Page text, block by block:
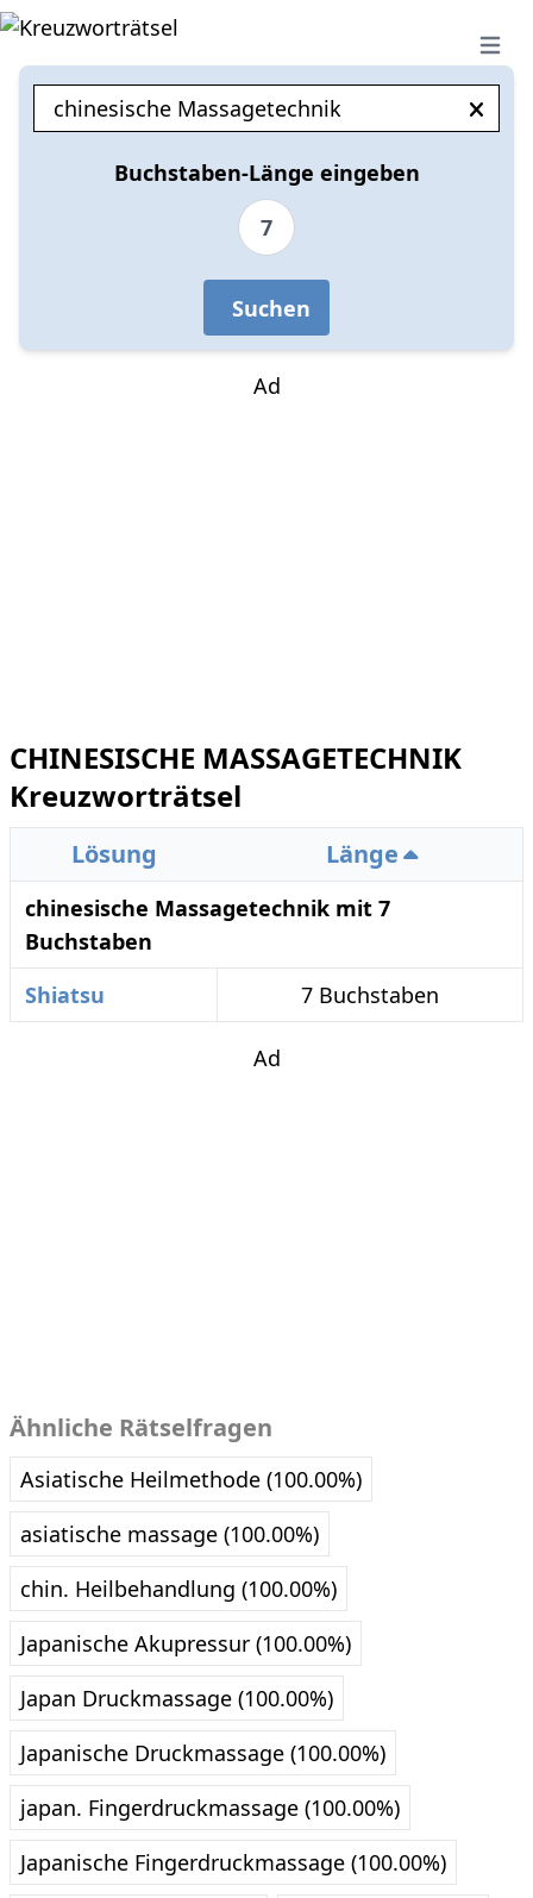
Open
Buchstaben-Länge eingeben
7
Suchen
Ad
CHINESISCHE MASSAGETECHNIK
Kreuzworträtsel
Lösung Länge
chinesische Massagetechnik mit 7
Buchstaben
Shiatsu
7 Buchstaben
Ad
Ähnliche Rätselfragen
Asiatische Heilmethode (100.00%)
asiatische massage (100.00%)
chin. Heilbehandlung (100.00%)
Japanische Akupressur (100.00%)
Japan Druckmassage (100.00%)
Japanische Druckmassage (100.00%)
japan. Fingerdruckmassage (100.00%)
Japanische Fingerdruckmassage (100.00%)